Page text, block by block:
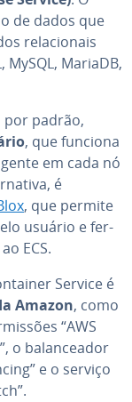
de dados que
re­la­ci­o­nais
MariaDB,
por padrão,
, que funciona
em cada nó
é
, que permite
usuário e fer­
ECS.
Service é
Amazon, como
“AWS
o ba­lan­ce­a­dor
e o serviço